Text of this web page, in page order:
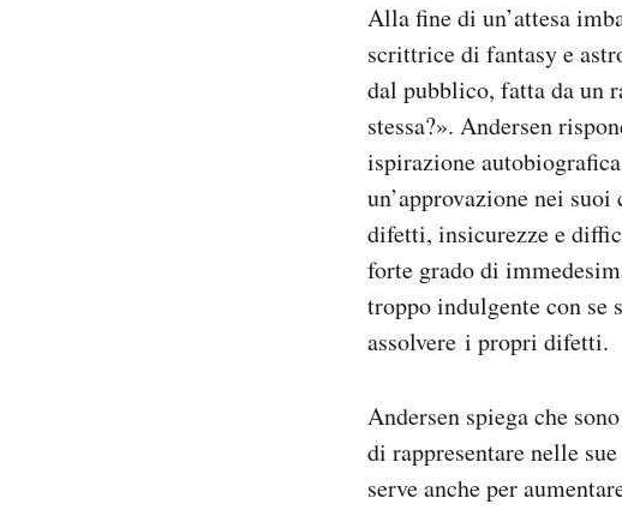
Alla fine di un’attesa
scrittrice di fantasy e
dal pubblico, fatta da un
stessa?». Andersen
ispirazione
un’approvazione nei
difetti, insicurezze e
forte grado di
troppo indulgente con se
assolvere i propri difetti.
Andersen spiega che
di rappresentare nelle
serve anche per